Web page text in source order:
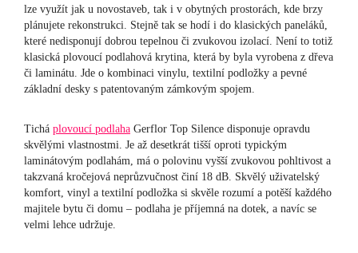
lze využít jak u novostaveb, tak i v obytných prostorách, kde brzy
plánujete rekonstrukci. Stejně tak se hodí i do klasických paneláků,
které nedisponují dobrou tepelnou či zvukovou izolací. Není to totiž
klasická plovoucí podlahová krytina, která by byla vyrobena z dřeva
či laminátu. Jde o kombinaci vinylu, textilní podložky a pevné
základní desky s patentovaným zámkovým spojem.
Tichá plovoucí podlaha Gerflor Top Silence disponuje opravdu
skvělými vlastnostmi. Je až desetkrát tišší oproti typickým
laminátovým podlahám, má o polovinu vyšší zvukovou pohltivost a
takzvaná kročejová neprůzvučnost činí 18 dB. Skvělý uživatelský
komfort, vinyl a textilní podložka si skvěle rozumí a potěší každého
majitele bytu či domu – podlaha je příjemná na dotek, a navíc se
velmi lehce udržuje.